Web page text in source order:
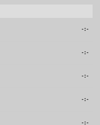
-:-
-:-
-:-
-:-
-:-